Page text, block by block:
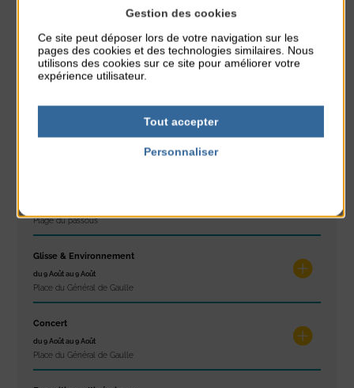
Réveil musculaire
du 3 Août au 7 Août
du 3 Août au 7 Août
Plage du passous
Glisse & Environnement
du 9 Août au 9 Août
Place du Général de Gaulle
Concert
du 9 Août au 9 Août
Place du Général de Gaulle
Gestion des cookies
Ce site peut déposer lors de votre navigation sur les
pages des cookies et des technologies similaires. Nous
utilisons des cookies sur ce site pour améliorer votre
expérience utilisateur.
Tout accepter
Personnaliser